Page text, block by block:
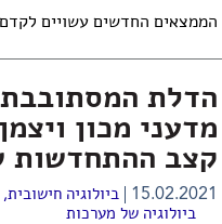
הממצאים החדשים עשויים
הדלת
מדעני מכון
קצב ההתחדשות
15.02.2021 ביולוגיה חישובית
ביולוגיה של מערכות